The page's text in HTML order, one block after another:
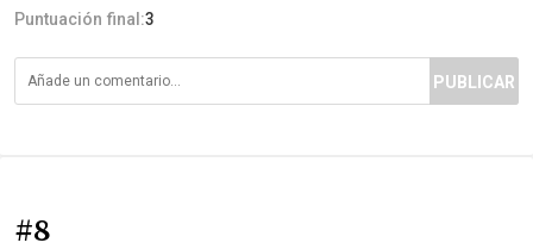
Puntuación final:3
PUBLICAR
#8